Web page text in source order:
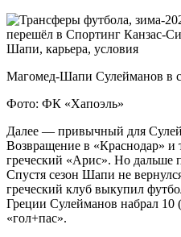
Магомед-Шапи Сулейманов в
Фото: ФК «Хапоэль»
Далее — привычный для
Возвращение в «Краснодар» и
греческий «Арис». Но дальше
Спустя сезон Шапи не
греческий клуб выкупил
Греции Сулейманов набрал 10
«гол+пас».